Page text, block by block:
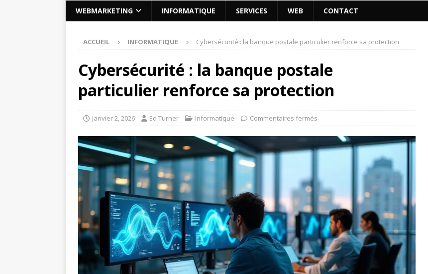
WEBMARKETING INFORMATIQUE SERVICES WEB CONTACT
ACCUEIL INFORMATIQUE Cybersécurité : la banque postale particulier renforce sa protection
Cybersécurité : la banque postale
particulier renforce sa protection
janvier 2, 2026 Ed Turner Informatique Commentaires fermés